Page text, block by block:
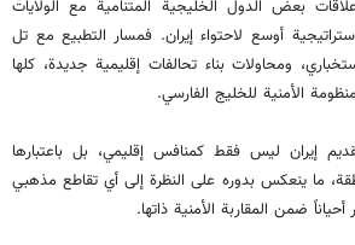
بعض الدول الخليجية المتنامية مع الولايات
أوسع لاحتواء إيران. فمسار التطبيع مع تل
ومحاولات بناء تحالفات إقليمية جديدة، كلها
الأمنية للخليج الفارسي.
إيران ليس فقط كمنافس إقليمي، بل باعتبارها
ما ينعكس بدوره على النظرة إلى أي تقاطع مذهبي
ضمن المقاربة الأمنية ذاتها.